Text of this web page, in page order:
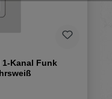
1-Kanal Funk